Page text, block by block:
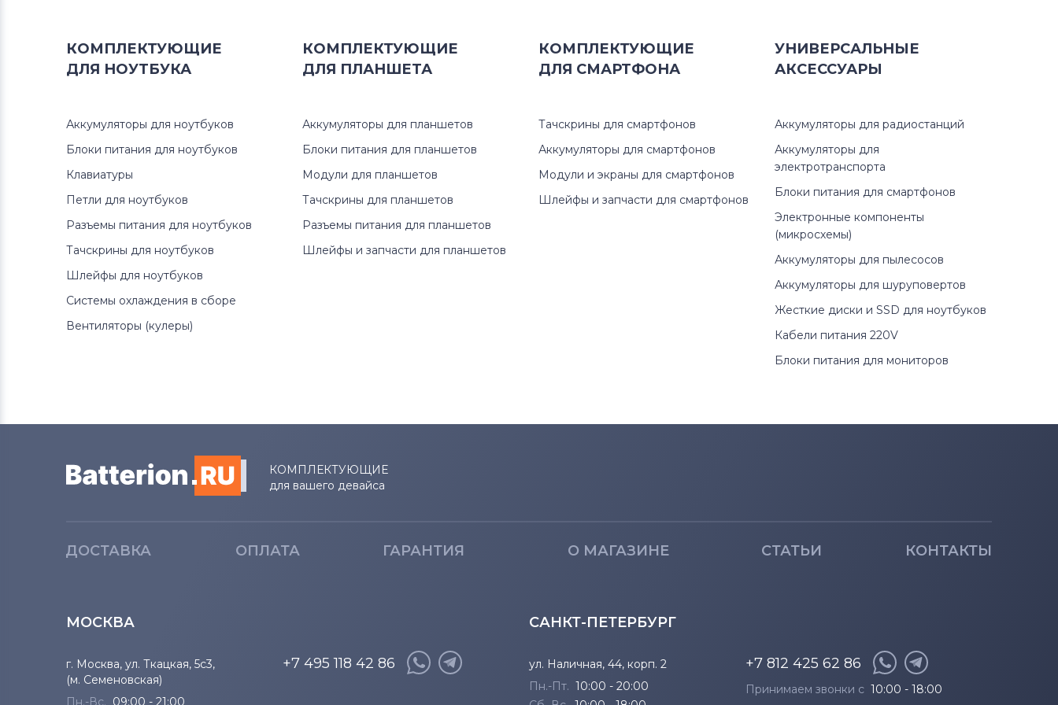
Аккумуляторы для радиостанций
Вентиляторы (кулеры)Vizio
Thunderobot
Lenovo
Вентиляторы (кулеры)
Вентиляторы (кулеры)FCN
Вентиляторы (кулеры)
Вентиляторы (кулеры)Quanta
Вентиляторы (кулеры)Hasee
Вентиляторы (кулеры)
GX Series
MS Series
PR Series
X-Slim Series
КОМПЛЕКТУЮЩИЕ
ДЛЯ НОУТБУКА
Аккумуляторы для ноутбуков
Блоки питания для ноутбуков
Клавиатуры
Петли для ноутбуков
Разъемы питания для ноутбуков
Тачскрины для ноутбуков
Шлейфы для ноутбуков
Системы охлаждения в сборе
Вентиляторы (кулеры)
КОМПЛЕКТУЮЩИЕ
ДЛЯ ПЛАНШЕТА
Аккумуляторы для планшетов
Блоки питания для планшетов
Модули для планшетов
Тачскрины для планшетов
Разъемы питания для планшетов
Шлейфы и запчасти для планшетов
КОМПЛЕКТУЮЩИЕ
ДЛЯ СМАРТФОНА
Тачскрины для смартфонов
Аккумуляторы для смартфонов
Модули и экраны для смартфонов
Шлейфы и запчасти для смартфонов
УНИВЕРСАЛЬНЫЕ
АКСЕССУАРЫ
Аккумуляторы для радиостанций
Аккумуляторы для
электротранспорта
Блоки питания для смартфонов
Электронные компоненты
(микросхемы)
Аккумуляторы для пылесосов
Аккумуляторы для шуруповертов
Жесткие диски и SSD для ноутбуков
Кабели питания 220V
Блоки питания для мониторов
КОМПЛЕКТУЮЩИЕ
для вашего девайса
ДОСТАВКА ОПЛАТА ГАРАНТИЯ О МАГАЗИНЕ СТАТЬИ КОНТАКТЫ
МОСКВА
г. Москва, ул. Ткацкая, 5с3,
(м. Семеновская)
Пн.-Вс. 09:00 - 21:00
+7 495 118 42 86
САНКТ-ПЕТЕРБУРГ
ул. Наличная, 44, корп. 2
Пн.-Пт. 10:00 - 20:00
+7 812 425 62 86
Принимаем звонки с 10:00 - 18:00